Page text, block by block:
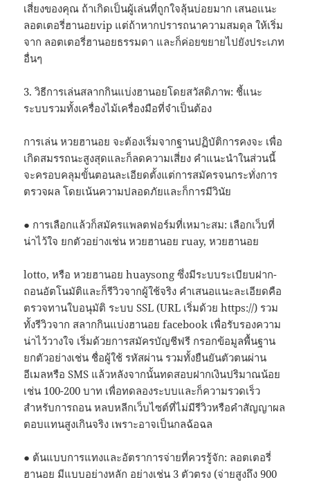
เสี่ยงของคุณ ถ้าเกิดเป็นผู้เล่นที่ถูกใจลุ้นบ่อยมาก เสนอแนะ
ลอตเตอรี่ฮานอยvip แต่ถ้าหากปรารถนาความสมดุล ให้เริ่ม
จาก ลอตเตอรี่ฮานอยธรรมดา และก็ค่อยขยายไปยังประเภท
อื่นๆ
3. วิธีการเล่นสลากกินแบ่งฮานอยโดยสวัสดิภาพ: ชี้แนะ
ระบบรวมทั้งเครื่องไม้เครื่องมือที่จำเป็นต้อง
การเล่น หวยฮานอย จะต้องเริ่มจากฐานปฏิบัติการคงจะ เพื่อ
เกิดสมรรถนะสูงสุดและก็ลดความเสี่ยง คำแนะนำในส่วนนี้
จะครอบคลุมขั้นตอนละเอียดตั้งแต่การสมัครจนกระทั่งการ
ตรวจผล โดยเน้นความปลอดภัยและก็การมีวินัย
● การเลือกแล้วก็สมัครแพลตฟอร์มที่เหมาะสม: เลือกเว็บที่
น่าไว้ใจ ยกตัวอย่างเช่น หวยฮานอย ruay, หวยฮานอย
lotto, หรือ หวยฮานอย huaysong ซึ่งมีระบบระเบียบฝาก-
ถอนอัตโนมัติและก็รีวิวจากผู้ใช้จริง คำเสนอแนะละเอียดคือ
ตรวจทานใบอนุมัติ ระบบ SSL (URL เริ่มด้วย https://) รวม
ทั้งรีวิวจาก สลากกินแบ่งฮานอย facebook เพื่อรับรองความ
น่าไว้วางใจ เริ่มด้วยการสมัครบัญชีฟรี กรอกข้อมูลพื้นฐาน
ยกตัวอย่างเช่น ชื่อผู้ใช้ รหัสผ่าน รวมทั้งยืนยันตัวตนผ่าน
อีเมลหรือ SMS แล้วหลังจากนั้นทดสอบฝากเงินปริมาณน้อย
เช่น 100-200 บาท เพื่อทดลองระบบและก็ความรวดเร็ว
สำหรับการถอน หลบหลีกเว็บไซต์ที่ไม่มีรีวิวหรือคำสัญญาผล
ตอบแทนสูงเกินจริง เพราะอาจเป็นกลฉ้อฉล
● ต้นแบบการแทงและอัตราการจ่ายที่ควรรู้จัก: ลอตเตอรี่
ฮานอย มีแบบอย่างหลัก อย่างเช่น 3 ตัวตรง (จ่ายสูงถึง 900